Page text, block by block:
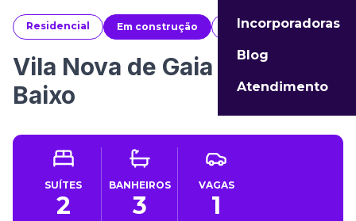
Incorporadoras
Blog
Atendimento
Residencial Em construção 36880
Vila Nova de Gaia Andar
Baixo
SUÍTES
2
BANHEIROS
3
VAGAS
1